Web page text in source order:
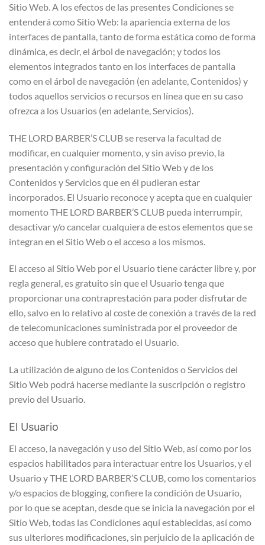
Sitio Web. A los efectos de las presentes Condiciones se
entenderá como Sitio Web: la apariencia externa de los
interfaces de pantalla, tanto de forma estática como de forma
dinámica, es decir, el árbol de navegación; y todos los
elementos integrados tanto en los interfaces de pantalla
como en el árbol de navegación (en adelante, Contenidos) y
todos aquellos servicios o recursos en línea que en su caso
ofrezca a los Usuarios (en adelante, Servicios).
THE LORD BARBER’S CLUB se reserva la facultad de
modificar, en cualquier momento, y sin aviso previo, la
presentación y configuración del Sitio Web y de los
Contenidos y Servicios que en él pudieran estar
incorporados. El Usuario reconoce y acepta que en cualquier
momento THE LORD BARBER’S CLUB pueda interrumpir,
desactivar y/o cancelar cualquiera de estos elementos que se
integran en el Sitio Web o el acceso a los mismos.
El acceso al Sitio Web por el Usuario tiene carácter libre y, por
regla general, es gratuito sin que el Usuario tenga que
proporcionar una contraprestación para poder disfrutar de
ello, salvo en lo relativo al coste de conexión a través de la red
de telecomunicaciones suministrada por el proveedor de
acceso que hubiere contratado el Usuario.
La utilización de alguno de los Contenidos o Servicios del
Sitio Web podrá hacerse mediante la suscripción o registro
previo del Usuario.
El Usuario
El acceso, la navegación y uso del Sitio Web, así como por los
espacios habilitados para interactuar entre los Usuarios, y el
Usuario y THE LORD BARBER’S CLUB, como los comentarios
y/o espacios de blogging, confiere la condición de Usuario,
por lo que se aceptan, desde que se inicia la navegación por el
Sitio Web, todas las Condiciones aquí establecidas, así como
sus ulteriores modificaciones, sin perjuicio de la aplicación de